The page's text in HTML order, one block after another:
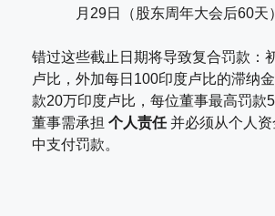
月29日（股东周年大会后60天）
错过这些截止日期将导致复合罚款：
卢比，外加每日100印度卢比的滞纳
款20万印度卢比，每位董事最高罚款5
董事需承担 个人责任并必须从个人资
中支付罚款。